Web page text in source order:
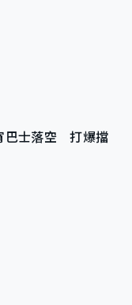
巴士落空 打爆擋